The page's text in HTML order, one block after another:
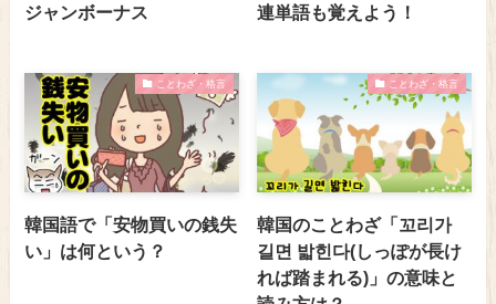
ジャンボーナス
連単語も覚えよう！
ことわざ・格言
韓国語で「安物買いの銭失
い」は何という？
ことわざ・格言
韓国のことわざ「꼬리가
길면 밟힌다(しっぽが長け
れば踏まれる)」の意味と